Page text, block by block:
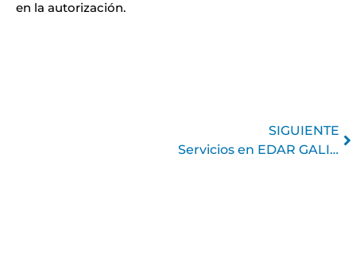
en la autorización.
SIGUIENTE
Servicios en EDAR GALINDO